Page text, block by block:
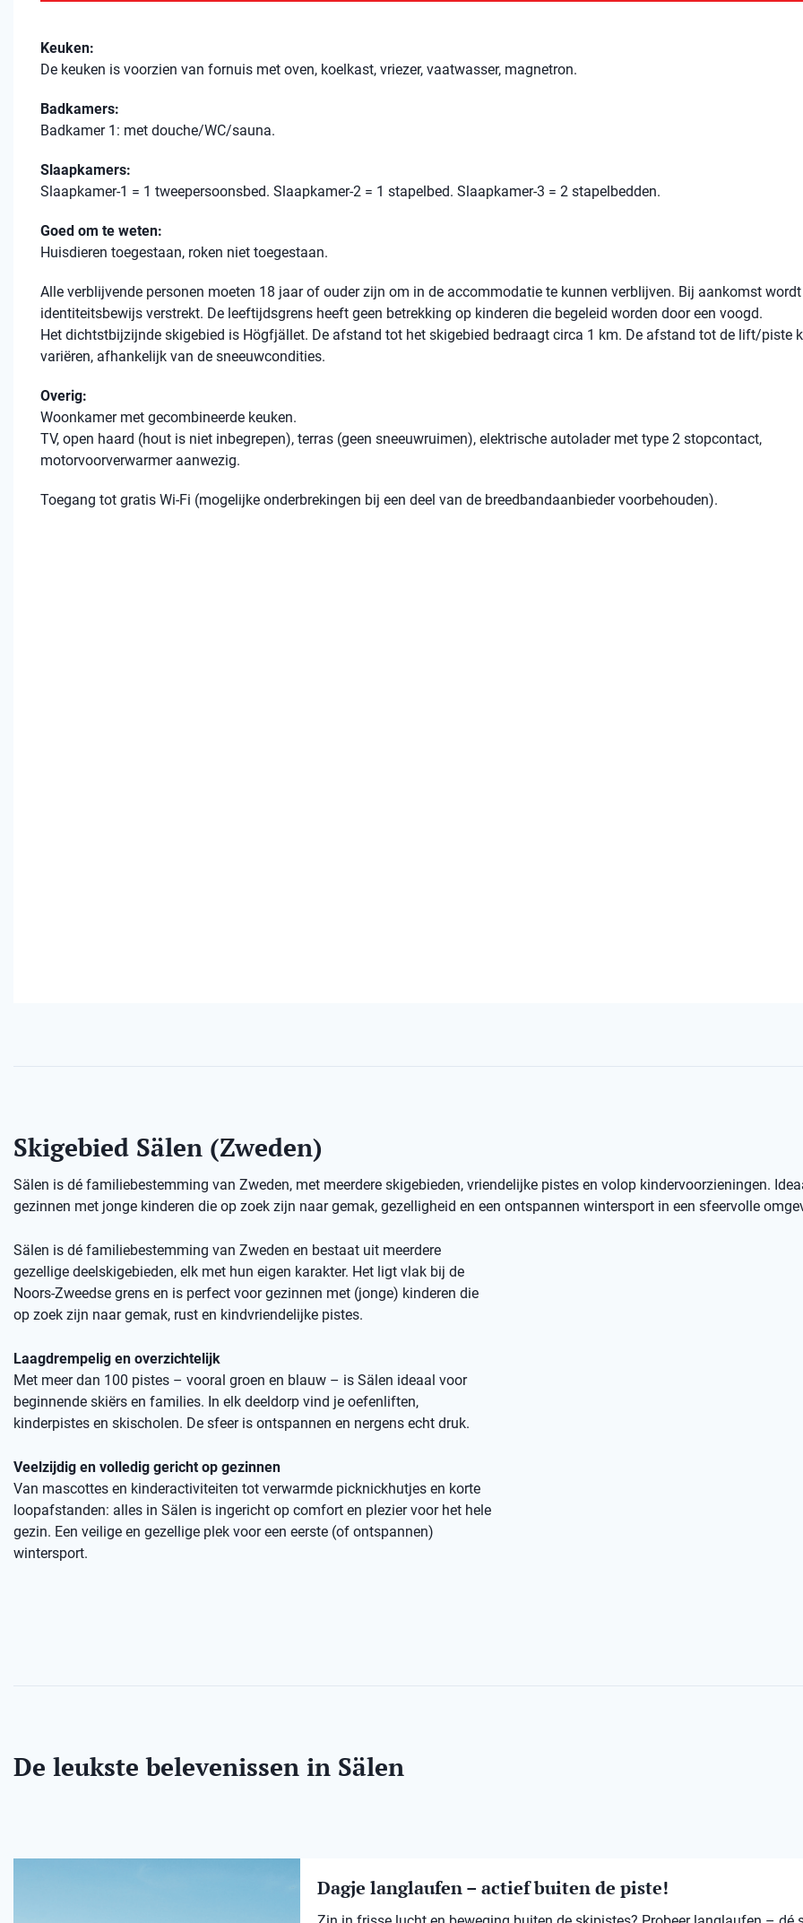
Keuken:
De keuken is voorzien van fornuis met oven, koelkast, vriezer, vaatwasser, magnetron.
Badkamers:
Badkamer 1: met douche/WC/sauna.
Slaapkamers:
Slaapkamer-1 = 1 tweepersoonsbed. Slaapkamer-2 = 1 stapelbed. Slaapkamer-3 = 2 stapelbedden.
Goed om te weten:
Huisdieren toegestaan, roken niet toegestaan.
Alle verblijvende personen moeten 18 jaar of ouder zijn om in de accommodatie te kunnen verblijven. Bij aankomst wordt
identiteitsbewijs verstrekt. De leeftijdsgrens heeft geen betrekking op kinderen die begeleid worden door een voogd.
Het dichtstbijzijnde skigebied is Högfjället. De afstand tot het skigebied bedraagt ​​circa 1 km. De afstand tot de lift/piste
variëren, afhankelijk van de sneeuwcondities.
Overig:
Woonkamer met gecombineerde keuken.
TV, open haard (hout is niet inbegrepen), terras (geen sneeuwruimen), elektrische autolader met type 2 stopcontact,
motorvoorverwarmer aanwezig.
Toegang tot gratis Wi-Fi (mogelijke onderbrekingen bij een deel van de breedbandaanbieder voorbehouden).
Skigebied Sälen (Zweden)
Sälen is dé familiebestemming van Zweden, met meerdere skigebieden, vriendelijke pistes en volop kindervoorzieningen.
gezinnen met jonge kinderen die op zoek zijn naar gemak, gezelligheid en een ontspannen wintersport in een sfeervolle
Sälen is dé familiebestemming van Zweden en bestaat uit meerdere
gezellige deelskigebieden, elk met hun eigen karakter. Het ligt vlak bij de
Noors-Zweedse grens en is perfect voor gezinnen met (jonge) kinderen die
op zoek zijn naar gemak, rust en kindvriendelijke pistes.
Laagdrempelig en overzichtelijk
Met meer dan 100 pistes – vooral groen en blauw – is Sälen ideaal voor
beginnende skiërs en families. In elk deeldorp vind je oefenliften,
kinderpistes en skischolen. De sfeer is ontspannen en nergens echt druk.
Veelzijdig en volledig gericht op gezinnen
Van mascottes en kinderactiviteiten tot verwarmde picknickhutjes en korte
loopafstanden: alles in Sälen is ingericht op comfort en plezier voor het hele
gezin. Een veilige en gezellige plek voor een eerste (of ontspannen)
wintersport.
De leukste belevenissen in Sälen
Dagje langlaufen – actief buiten de piste!